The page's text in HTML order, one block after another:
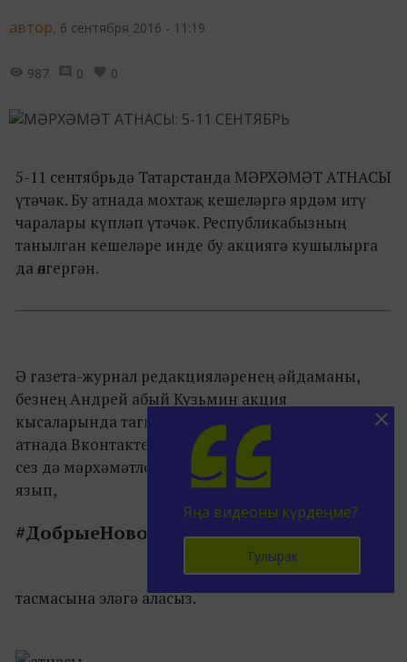
автор, 6 сентября 2016 - 11:19
987 0 0
5-11 сентябрьдә Татарстанда МӘРХӘМӘТ АТНАСЫ
үтәчәк. Бу атнада мохтаҗ кешеләргә ярдәм итү
чаралары күпләп үтәчәк. Республикабызның
танылган кешеләре инде бу акциягә кушылырга
да өлгергән.
Ә газета-журнал редакцияләренең әйдаманы,
безнең Андрей абый Кузьмин акция
кысаларында тагын бер чара уйлап тапкан. Бу
атнада Вконтакте һәм Instagram челтәрләрендә
сез дә мәрхәмәтле кешеләр, матур эшләр турында
язып,
#ДобрыеНовостиТатарстан
тасмасына эләгә аласыз.
Яңа видеоны күрдеңме?
Тулырак